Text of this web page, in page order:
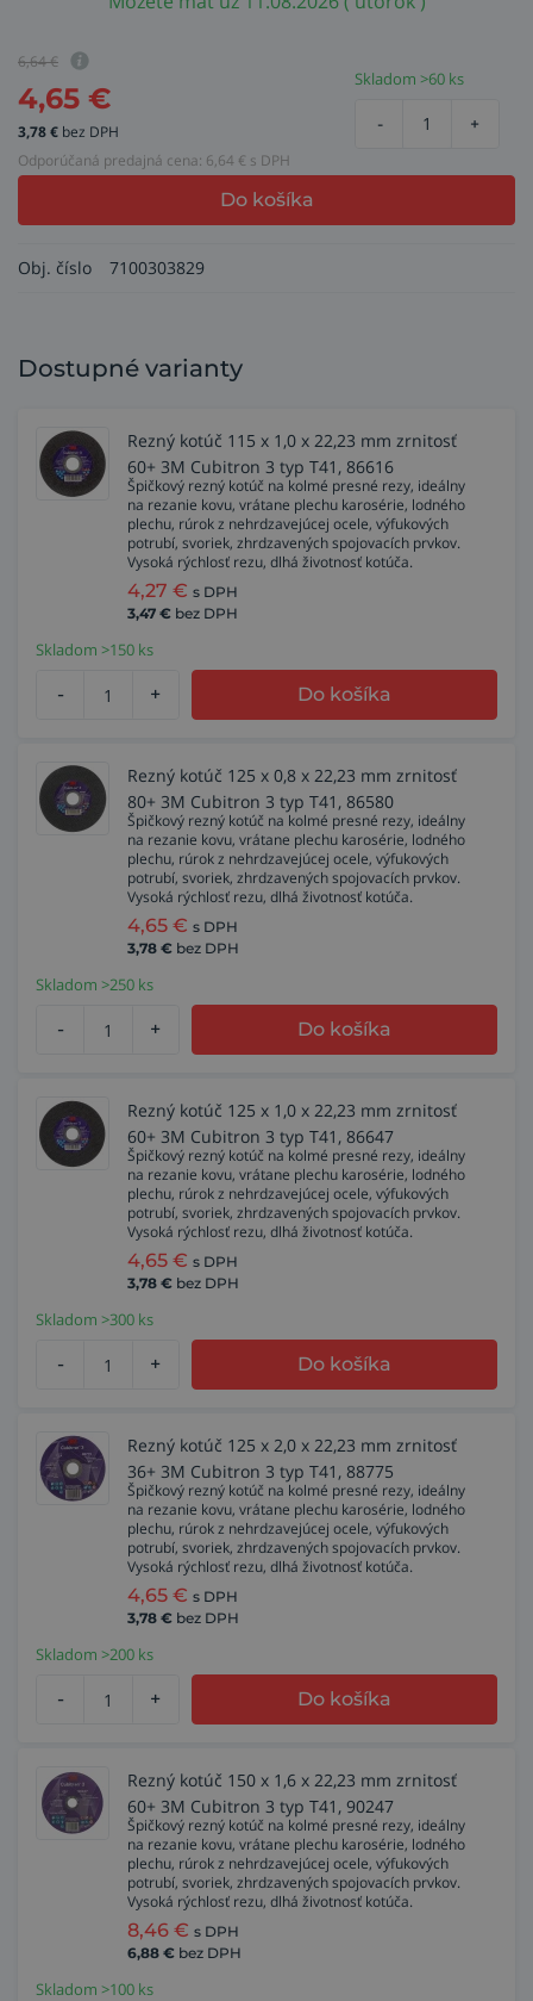
6,64€
4,65 €
3,78€ bez DPH
Odporúčaná predajná cena: 6,64 € s DPH
Skladom >60 ks
- +
Do košíka
Obj. číslo 7100303829
Dostupné varianty
Rezný kotúč 115 x 1,0 x 22,23 mm zrnitosť
60+ 3M Cubitron 3 typ T41, 86616
Špičkový rezný kotúč na kolmé presné rezy, ideálny
na rezanie kovu, vrátane plechu karosérie, lodného
plechu, rúrok z nehrdzavejúcej ocele, výfukových
potrubí, svoriek, zhrdzavených spojovacích prvkov.
Vysoká rýchlosť rezu, dlhá životnosť kotúča.
4,27 € s DPH
3,47 € bez DPH
Skladom >150 ks
- + Do košíka
Rezný kotúč 125 x 0,8 x 22,23 mm zrnitosť
80+ 3M Cubitron 3 typ T41, 86580
Špičkový rezný kotúč na kolmé presné rezy, ideálny
na rezanie kovu, vrátane plechu karosérie, lodného
plechu, rúrok z nehrdzavejúcej ocele, výfukových
potrubí, svoriek, zhrdzavených spojovacích prvkov.
Vysoká rýchlosť rezu, dlhá životnosť kotúča.
4,65 € s DPH
3,78 € bez DPH
Skladom >250 ks
- + Do košíka
Rezný kotúč 125 x 1,0 x 22,23 mm zrnitosť
60+ 3M Cubitron 3 typ T41, 86647
Špičkový rezný kotúč na kolmé presné rezy, ideálny
na rezanie kovu, vrátane plechu karosérie, lodného
plechu, rúrok z nehrdzavejúcej ocele, výfukových
potrubí, svoriek, zhrdzavených spojovacích prvkov.
Vysoká rýchlosť rezu, dlhá životnosť kotúča.
4,65 € s DPH
3,78 € bez DPH
Skladom >300 ks
- + Do košíka
Rezný kotúč 125 x 2,0 x 22,23 mm zrnitosť
36+ 3M Cubitron 3 typ T41, 88775
Špičkový rezný kotúč na kolmé presné rezy, ideálny
na rezanie kovu, vrátane plechu karosérie, lodného
plechu, rúrok z nehrdzavejúcej ocele, výfukových
potrubí, svoriek, zhrdzavených spojovacích prvkov.
Vysoká rýchlosť rezu, dlhá životnosť kotúča.
4,65 € s DPH
3,78 € bez DPH
Skladom >200 ks
- + Do košíka
Rezný kotúč 150 x 1,6 x 22,23 mm zrnitosť
60+ 3M Cubitron 3 typ T41, 90247
Špičkový rezný kotúč na kolmé presné rezy, ideálny
na rezanie kovu, vrátane plechu karosérie, lodného
plechu, rúrok z nehrdzavejúcej ocele, výfukových
potrubí, svoriek, zhrdzavených spojovacích prvkov.
Vysoká rýchlosť rezu, dlhá životnosť kotúča.
8,46 € s DPH
6,88 € bez DPH
Skladom >100 ks